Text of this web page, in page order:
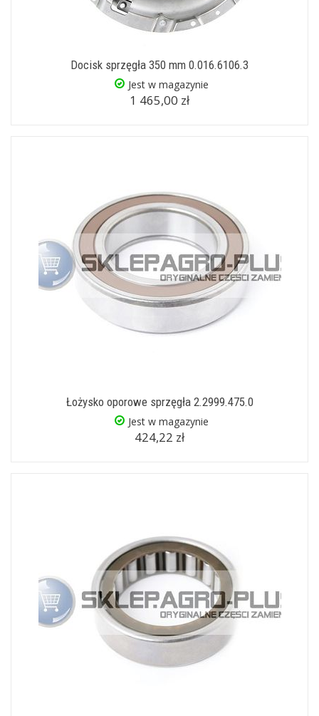
Docisk sprzęgła 350 mm 0.016.6106.3
Jest w magazynie
1 465,00 zł
Łożysko oporowe sprzęgła 2.2999.475.0
Jest w magazynie
424,22 zł